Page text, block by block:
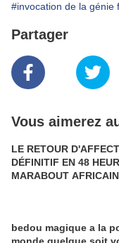
#invocation de la génie
Partager
Vous aimerez
​LE RETOUR
DÉFINITIF EN 48
MARABOUT
bedou magique a la